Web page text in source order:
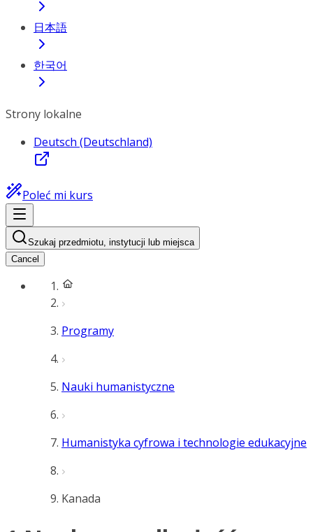
日本語
한국어
Strony lokalne
Deutsch (Deutschland)
Poleć mi kurs
Szukaj przedmiotu, instytucji lub miejsca
Cancel
Programy
Nauki humanistyczne
Humanistyka cyfrowa i technologie edukacyjne
Kanada